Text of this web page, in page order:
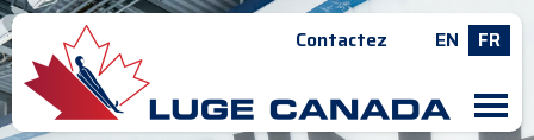
Contactez EN FR
M